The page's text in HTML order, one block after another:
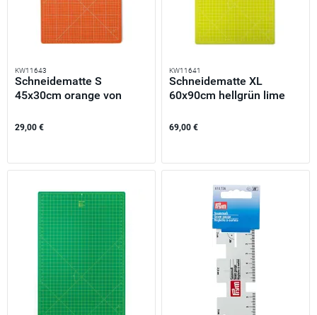
KW11643
Schneidematte S
45x30cm orange von
29,00 €
KW11641
Schneidematte XL
60x90cm hellgrün lime
69,00 €